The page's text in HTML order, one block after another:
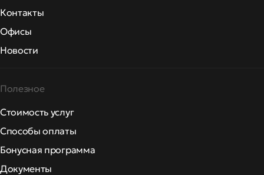
Контакты
Офисы
Новости
Полезное
Стоимость услуг
Способы оплаты
Бонусная программа
Документы